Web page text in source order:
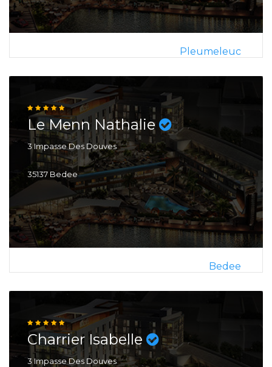
Pleumeleuc
Le Menn Nathalie
3 Impasse Des Douves
35137 Bedee
Bedee
Charrier Isabelle
3 Impasse Des Douves